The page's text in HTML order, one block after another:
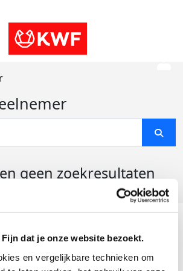
dat je onze website bezoekt.
en vergelijkbare technieken om
geen zoekresultaten